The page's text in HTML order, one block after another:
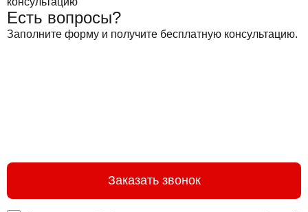
Есть вопросы?
Заполните форму и получите бесплатную консультацию.
Заказать звонок